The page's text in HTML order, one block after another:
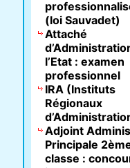
(loi Sauvadet)
Attaché
l’Etat : examen
professionnel
IRA (Instituts
Régionaux
Adjoint
Principale
classe :